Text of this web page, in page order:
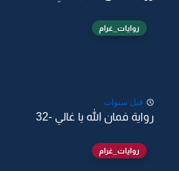
روايات_غرام
قبل سنوات
رواية فمان الله يا غالي -32
روايات_غرام